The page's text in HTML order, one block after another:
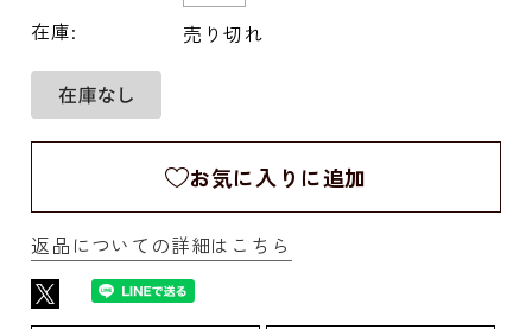
在庫:
売り切れ
お気に入りに追加
返品についての詳細はこちら